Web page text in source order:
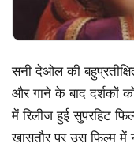
सनी देओल की
और गाने के बाद दर्शकों
में रिलीज हुई सुपरहिट
खासतौर पर उस फिल्म